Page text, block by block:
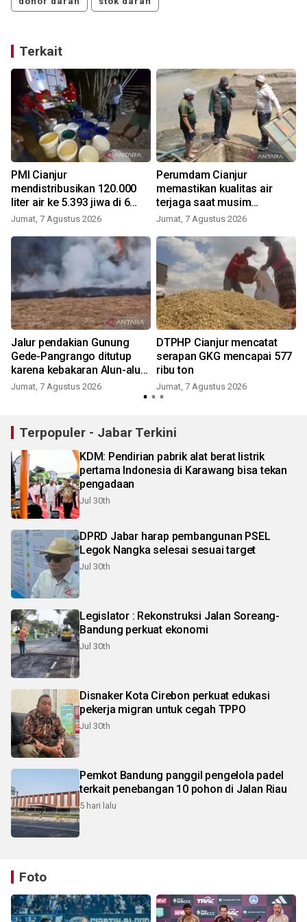
Terkait
PMI Cianjur
mendistribusikan 120.000
liter air ke 5.393 jiwa di 6
kecamatan
Jumat, 7 Agustus 2026
Perumdam Cianjur
memastikan kualitas air
terjaga saat musim
kemarau
Jumat, 7 Agustus 2026
Jalur pendakian Gunung
Gede-Pangrango ditutup
karena kebakaran Alun-alun
Suryakancana
Jumat, 7 Agustus 2026
DTPHP Cianjur mencatat
serapan GKG mencapai 577
ribu ton
Jumat, 7 Agustus 2026
Terpopuler - Jabar Terkini
KDM: Pendirian pabrik alat berat listrik
pertama Indonesia di Karawang bisa tekan
pengadaan
Jul 30th
DPRD Jabar harap pembangunan PSEL
Legok Nangka selesai sesuai target
Jul 30th
Legislator : Rekonstruksi Jalan Soreang-
Bandung perkuat ekonomi
Jul 30th
Disnaker Kota Cirebon perkuat edukasi
pekerja migran untuk cegah TPPO
Jul 30th
Pemkot Bandung panggil pengelola padel
terkait penebangan 10 pohon di Jalan Riau
5 hari lalu
Foto